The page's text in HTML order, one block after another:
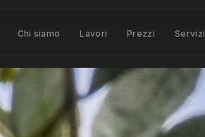
Chi siamo Lavori Prezzi Servizi